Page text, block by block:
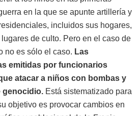
en la que se apunte artillería y
incluidos sus hogares,
de culto. Pero en el caso de
no es sólo el caso. Las
emitidas por funcionarios
atacar a niños con bombas y
genocidio. Está sistematizado para
objetivo es provocar cambios en